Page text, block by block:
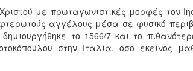
με πρωταγωνιστικές μορφές τον
αγγέλους μέσα σε φυσικό
το 1566/7 και το
στην Ιταλία, όσο εκείνος